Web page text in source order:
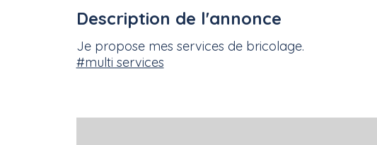
Description de l'annonce
Je propose mes services de bricolage.
#multi services